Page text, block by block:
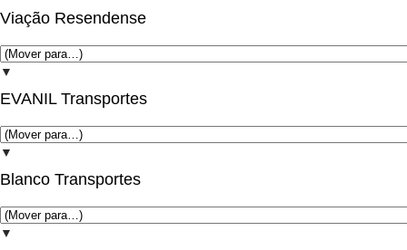
Viação Resendense
▼
EVANIL Transportes
▼
Blanco Transportes
▼